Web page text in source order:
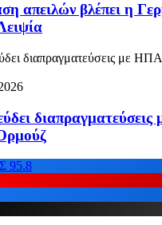
απειλών βλέπει η
95.8